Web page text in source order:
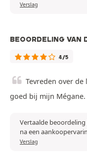
Verslag
BEOORDELING VAN
4/5
Tevreden over de
goed bij mijn Mégane.
Vertaalde
na een
Verslag